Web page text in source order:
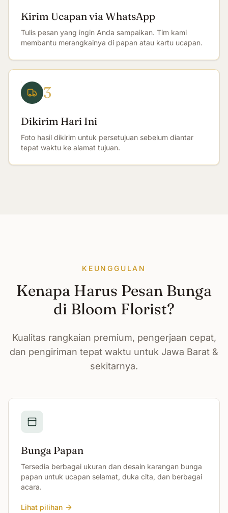
Kirim Ucapan via WhatsApp
Tulis pesan yang ingin Anda sampaikan. Tim kami
membantu merangkainya di papan atau kartu ucapan.
3
Dikirim Hari Ini
Foto hasil dikirim untuk persetujuan sebelum diantar
tepat waktu ke alamat tujuan.
KEUNGGULAN
Kenapa Harus Pesan Bunga
di Bloom Florist?
Kualitas rangkaian premium, pengerjaan cepat,
dan pengiriman tepat waktu untuk Jawa Barat &
sekitarnya.
Bunga Papan
Tersedia berbagai ukuran dan desain karangan bunga
papan untuk ucapan selamat, duka cita, dan berbagai
acara.
Lihat pilihan